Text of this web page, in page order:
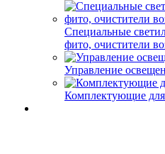
Специальные
фито, очистители
Управление
Комплектующие для